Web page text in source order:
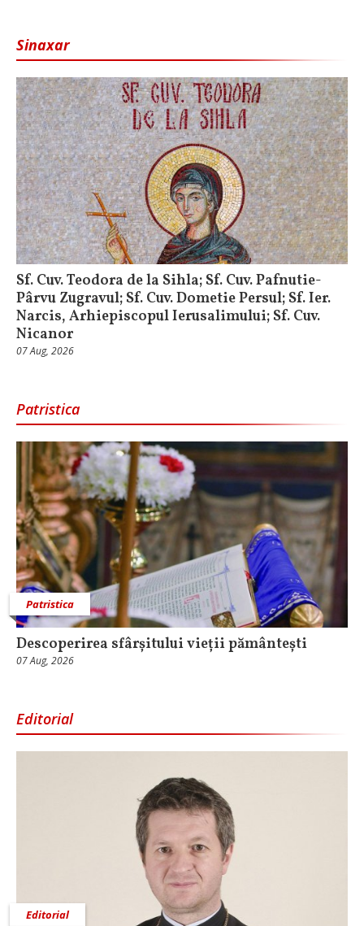
Sinaxar
Sf. Cuv. Teodora de la Sihla; Sf. Cuv. Pafnutie-
Pârvu Zugravul; Sf. Cuv. Dometie Persul; Sf. Ier.
Narcis, Arhiepiscopul Ierusalimului; Sf. Cuv.
Nicanor
07 Aug, 2026
Patristica
Patristica
Descoperirea sfârșitului vieții pământești
07 Aug, 2026
Editorial
Editorial